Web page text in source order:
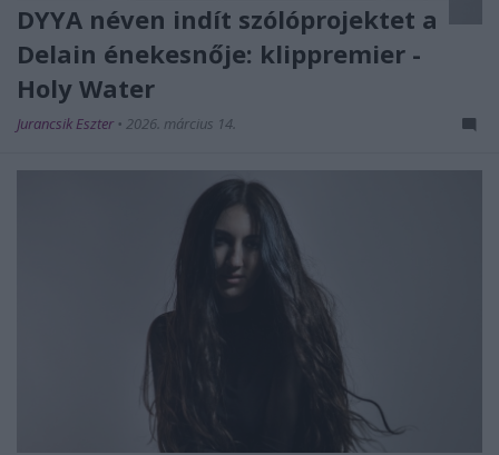
DYYA néven indít szólóprojektet a
Delain énekesnője: klippremier -
Holy Water
Jurancsik Eszter • 2026. március 14.